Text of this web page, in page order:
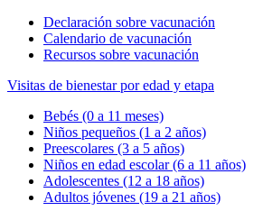
Declaración sobre vacunación
Calendario de vacunación
Recursos sobre vacunación
Visitas de bienestar por edad y etapa
Bebés (0 a 11 meses)
Niños pequeños (1 a 2 años)
Preescolares (3 a 5 años)
Niños en edad escolar (6 a 11 años)
Adolescentes (12 a 18 años)
Adultos jóvenes (19 a 21 años)